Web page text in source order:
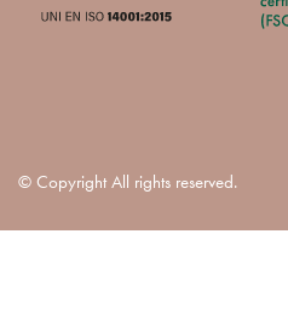
© Copyright All rights reserved.